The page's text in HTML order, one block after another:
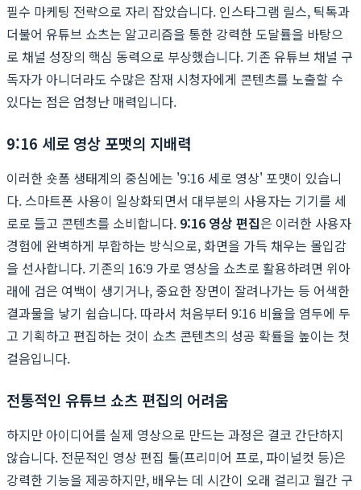
필수 마케팅 전략으로 자리 잡았습니다. 인스타그램 릴스, 틱톡과
더불어 유튜브 쇼츠는 알고리즘을 통한 강력한 도달률을 바탕으
로 채널 성장의 핵심 동력으로 부상했습니다. 기존 유튜브 채널 구
독자가 아니더라도 수많은 잠재 시청자에게 콘텐츠를 노출할 수
있다는 점은 엄청난 매력입니다.
9:16 세로 영상 포맷의 지배력
이러한 숏폼 생태계의 중심에는 '9:16 세로 영상' 포맷이 있습니
다. 스마트폰 사용이 일상화되면서 대부분의 사용자는 기기를 세
로로 들고 콘텐츠를 소비합니다. 9:16 영상 편집은 이러한 사용자
경험에 완벽하게 부합하는 방식으로, 화면을 가득 채우는 몰입감
을 선사합니다. 기존의 16:9 가로 영상을 쇼츠로 활용하려면 위아
래에 검은 여백이 생기거나, 중요한 장면이 잘려나가는 등 어색한
결과물을 낳기 쉽습니다. 따라서 처음부터 9:16 비율을 염두에 두
고 기획하고 편집하는 것이 쇼츠 콘텐츠의 성공 확률을 높이는 첫
걸음입니다.
전통적인 유튜브 쇼츠 편집의 어려움
하지만 아이디어를 실제 영상으로 만드는 과정은 결코 간단하지
않습니다. 전문적인 영상 편집 툴(프리미어 프로, 파이널컷 등)은
강력한 기능을 제공하지만, 배우는 데 시간이 오래 걸리고 월간 구